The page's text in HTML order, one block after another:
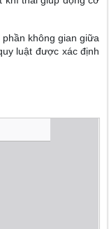
không gian giữa
luật được xác định